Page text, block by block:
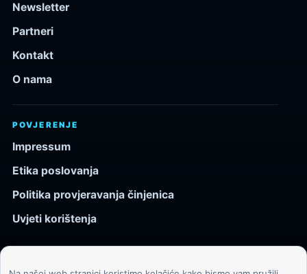
Newsletter
Partneri
Kontakt
O nama
POVJERENJE
Impressum
Etika poslovanja
Politika provjeravanja činjenica
Uvjeti korištenja